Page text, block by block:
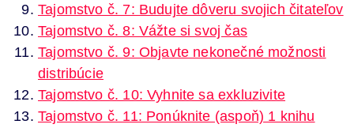
Tajomstvo č. 7: Budujte dôveru svojich čitateľov
Tajomstvo č. 8: Vážte si svoj čas
Tajomstvo č. 9: Objavte nekonečné možnosti
distribúcie
Tajomstvo č. 10: Vyhnite sa exkluzivite
Tajomstvo č. 11: Ponúknite (aspoň) 1 knihu